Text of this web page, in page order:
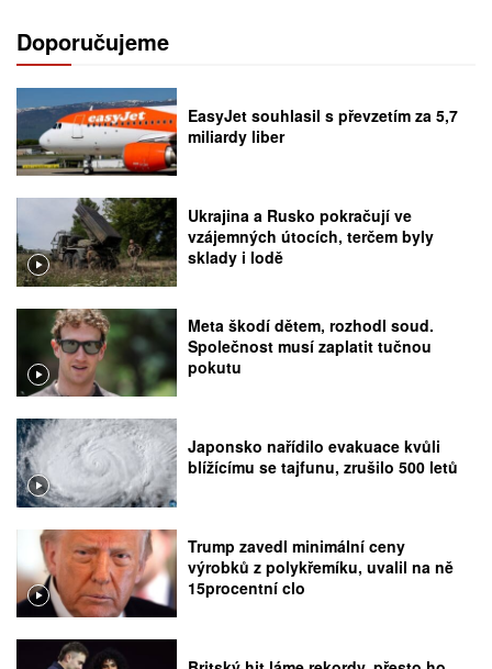
Doporučujeme
EasyJet souhlasil s převzetím za 5,7
miliardy liber
Ukrajina a Rusko pokračují ve
vzájemných útocích, terčem byly
sklady i lodě
Meta škodí dětem, rozhodl soud.
Společnost musí zaplatit tučnou
pokutu
Japonsko nařídilo evakuace kvůli
blížícímu se tajfunu, zrušilo 500 letů
Trump zavedl minimální ceny
výrobků z polykřemíku, uvalil na ně
15procentní clo